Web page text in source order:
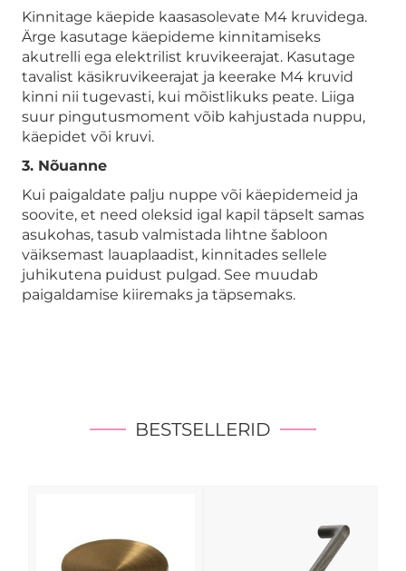
Kinnitage käepide kaasasolevate M4 kruvidega.
Ärge kasutage käepideme kinnitamiseks
akutrelli ega elektrilist kruvikeerajat. Kasutage
tavalist käsikruvikeerajat ja keerake M4 kruvid
kinni nii tugevasti, kui mõistlikuks peate. Liiga
suur pingutusmoment võib kahjustada nuppu,
käepidet või kruvi.
3. Nõuanne
Kui paigaldate palju nuppe või käepidemeid ja
soovite, et need oleksid igal kapil täpselt samas
asukohas, tasub valmistada lihtne šabloon
väiksemast lauaplaadist, kinnitades sellele
juhikutena puidust pulgad. See muudab
paigaldamise kiiremaks ja täpsemaks.
BESTSELLERID